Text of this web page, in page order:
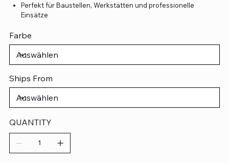
Perfekt für Baustellen, Werkstätten und professionelle
Einsätze
Farbe
Ships From
QUANTITY